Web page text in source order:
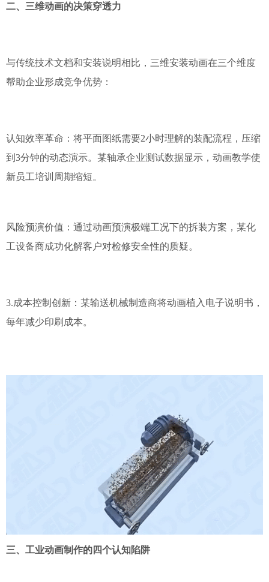
二、三维动画的决策穿透力
与传统技术文档和安装说明相比，三维安装动画在三个维度
帮助企业形成竞争优势：
认知效率革命：将平面图纸需要2小时理解的装配流程，压缩
到3分钟的动态演示。某轴承企业测试数据显示，动画教学使
新员工培训周期缩短。
风险预演价值：通过动画预演极端工况下的拆装方案，某化
工设备商成功化解客户对检修安全性的质疑。
3.成本控制创新：某输送机械制造商将动画植入电子说明书，
每年减少印刷成本。
三、工业动画制作的四个认知陷阱